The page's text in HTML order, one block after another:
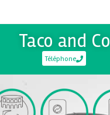
Taco and Co
Téléphone